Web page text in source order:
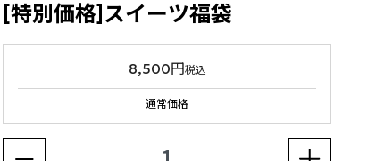
[特別価格]スイーツ福袋
8,500円税込
通常価格